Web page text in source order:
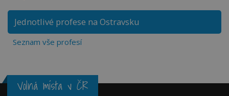
Jednotlivé profese na Ostravsku
Seznam vše profesí
Volná místa v ČR